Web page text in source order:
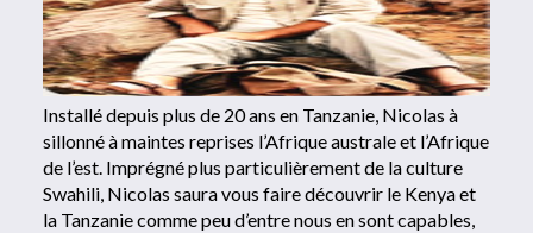
Installé depuis plus de 20 ans en Tanzanie, Nicolas à
sillonné à maintes reprises l’Afrique australe et l’Afrique
de l’est. Imprégné plus particulièrement de la culture
Swahili, Nicolas saura vous faire découvrir le Kenya et
la Tanzanie comme peu d’entre nous en sont capables,